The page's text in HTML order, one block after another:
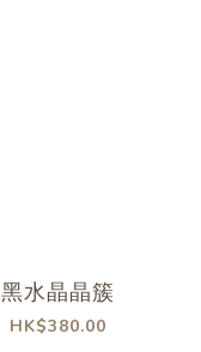
黑水晶晶簇
HK$380.00